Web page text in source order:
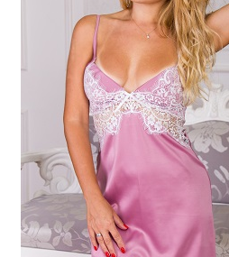
Отзывы
Контакты
+380996574467
+380686734994